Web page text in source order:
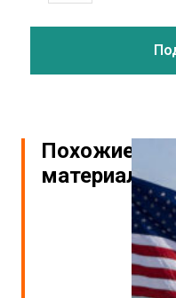
Похожие
материалы